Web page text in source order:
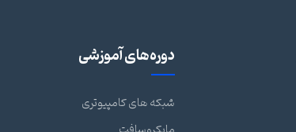
دوره‌های آموزشی
شبکه های کامپیوتری